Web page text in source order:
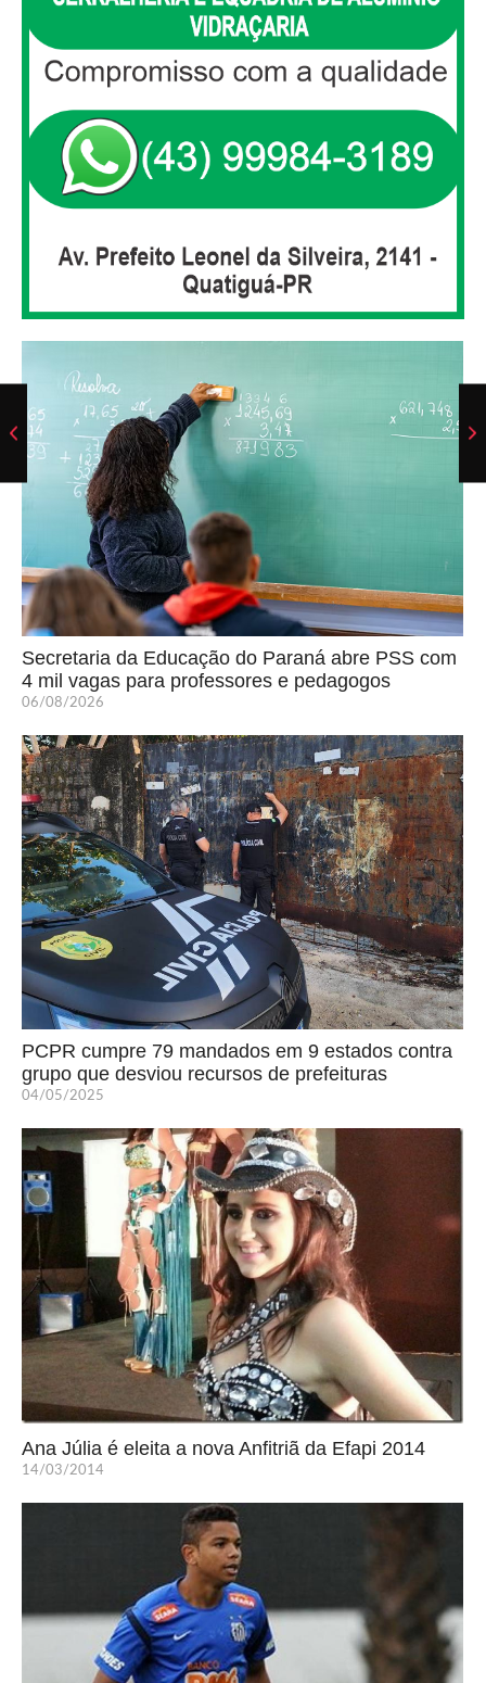
Secretaria da Educação do Paraná abre PSS com
4 mil vagas para professores e pedagogos
06/08/2026
PCPR cumpre 79 mandados em 9 estados contra
grupo que desviou recursos de prefeituras
04/05/2025
Ana Júlia é eleita a nova Anfitriã da Efapi 2014
14/03/2014